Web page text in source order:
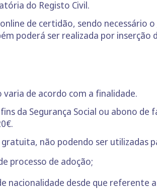
do Registo Civil.
de certidão, sendo necessário o
poderá ser realizada por inserção
de acordo com a finalidade.
da Segurança Social ou abono
não podendo ser utilizadas
processo de adoção;
nacionalidade desde que referente